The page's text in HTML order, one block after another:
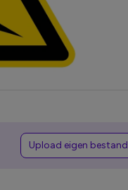
Upload eigen bestand